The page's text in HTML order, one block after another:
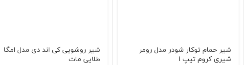
شیر حمام توکار شودر مدل رومر
شیری کروم تیپ 1
شیر روشویی کی اند دی مدل امگا
طلایی مات